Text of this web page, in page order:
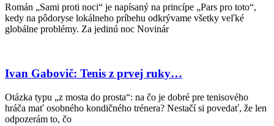
Román „Sami proti noci“ je napísaný na princípe „Pars pro toto“,
kedy na pôdoryse lokálneho príbehu odkrývame všetky veľké
globálne problémy. Za jedinú noc Novinár
Ivan Gabovič: Tenis z prvej ruky…
Otázka typu „z mosta do prosta“: na čo je dobré pre tenisového
hráča mať osobného kondičného trénera? Nestačí si povedať, že len
odpozerám to, čo